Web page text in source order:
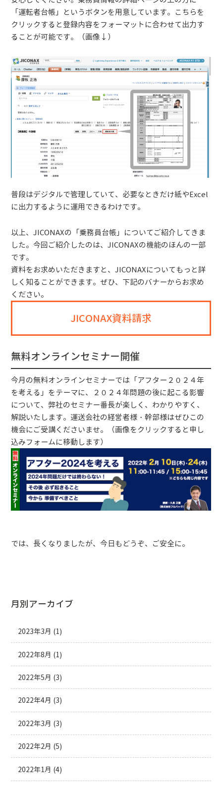
「運転者台帳」というボタンを用意しています。こちらを
クリックすると登録内容をフォーマットに合わせて出力す
ることが可能です。（画像↓）
普段はデジタルで管理していて、必要なときだけ紙やExcel
に出力するように運用できるわけです。
以上、JICONAXの「乗務員台帳」についてご紹介してきま
した。今回ご紹介したのは、JICONAXの機能のほんの一部
です。
資料をお求めいただきますと、JICONAXについてもっと詳
しく知ることができます。ぜひ、下記のバナーからお求め
ください。
JICONAX資料請求
無料オンラインセミナー開催
今月の無料オンラインセミナーでは「アフター２０２４年
を考える」をテーマに、２０２４年問題の後に起こる影響
について、弊社のセミナー番長が楽しく、わかりやすく、
解説いたします。運送会社の経営者様・幹部様はぜひこの
機会にご受講くださいませ。（画像をクリックすると申し
込みフォームに移動します）
では、長くなりましたが、今日もどうぞ、ご安全に。
月別アーカイブ
2023年3月 (1)
2022年8月 (1)
2022年5月 (3)
2022年4月 (3)
2022年3月 (3)
2022年2月 (5)
2022年1月 (4)